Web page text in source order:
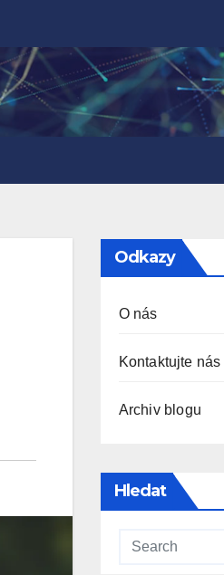
Odkazy
O nás
Kontaktujte nás
Archiv blogu
Hledat